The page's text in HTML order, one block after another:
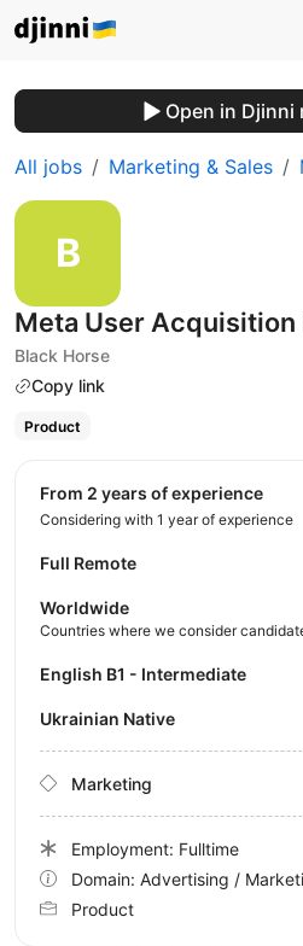
Open in Djinni
All jobs Marketing & Sales
Meta User Acquisition
Black Horse
Copy link
Product
from 2 years of experience
Considering with 1 year of experience
Full Remote
Worldwide
Countries where we consider
English B1 - Intermediate
Ukrainian Native
Marketing
Employment: Fulltime
Domain: Advertising /
Product